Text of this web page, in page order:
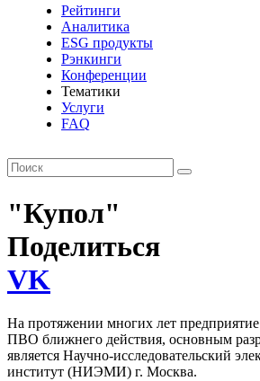
Рейтинги
Аналитика
ESG продукты
Рэнкинги
Конференции
Тематики
Услуги
FAQ
"Купол"
Поделиться
VK
На протяжении многих лет
ПВО ближнего действия, основным
является Научно-исследовательский
институт (НИЭМИ) г. Москва.